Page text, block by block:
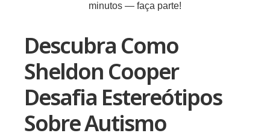
minutos — faça parte!
Descubra Como
Sheldon Cooper
Desafia Estereótipos
Sobre Autismo